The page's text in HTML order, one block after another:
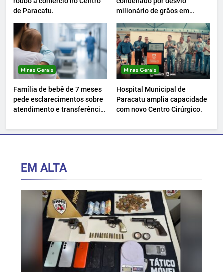
de Paracatu.
milionário de grãos em
Minas Gerais
Família de bebê de 7 meses
pede esclarecimentos sobre
atendimento e transferência
Minas Gerais
Hospital Municipal de
Paracatu amplia capacidade
com novo Centro Cirúrgico.
EM ALTA